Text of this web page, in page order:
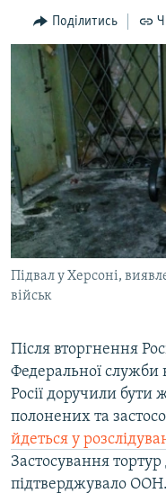
Перейти
до
пошуку
ПОГЛЯД
ІНТЕРВ'Ю
ВСЕ ЗА ДЕНЬ
СПЕЦПРОЕКТИ
ДЕПОРТАЦІЯ
ВІДЕОУРОКИ «ELIFBE»
СВІДЧЕННЯ ОКУПАЦІЇ
УКРАЇНСЬКА ПРОБЛЕМА
ІНФОГРАФІКА
ЯК ОБІЙТИ
Русский
Qırımtatar
ДОЛУЧАЙСЯ!
Усі сайти RFE/RL
Поділитись
Підвал у Херсоні,
військ
Після вторгнення
Федеральної
Росії доручили
полонених та
йдеться у
Застосування
підтверджувало ООН.